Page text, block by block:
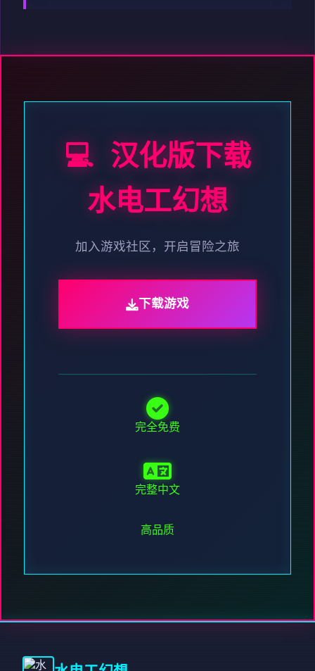
💻 汉化版下载
水电工幻想
加入游戏社区，开启冒险之旅
下载游戏
完全免费
完整中文
高品质